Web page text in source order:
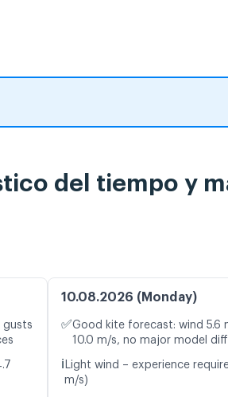
del tiempo y
gusts
10.08.2026 (Monday)
✅Good kite forecast: wind 5.6
10.0 m/s, no major model
ℹ️ Light wind – experience
m/s)